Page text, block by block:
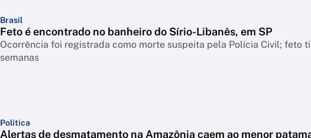
Brasil
Feto é encontrado no banheiro do Sírio-Libanês, em SP
Ocorrência foi registrada como morte suspeita pela Polícia Civil; feto
semanas
Política
Alertas de desmatamento na Amazônia caem ao menor